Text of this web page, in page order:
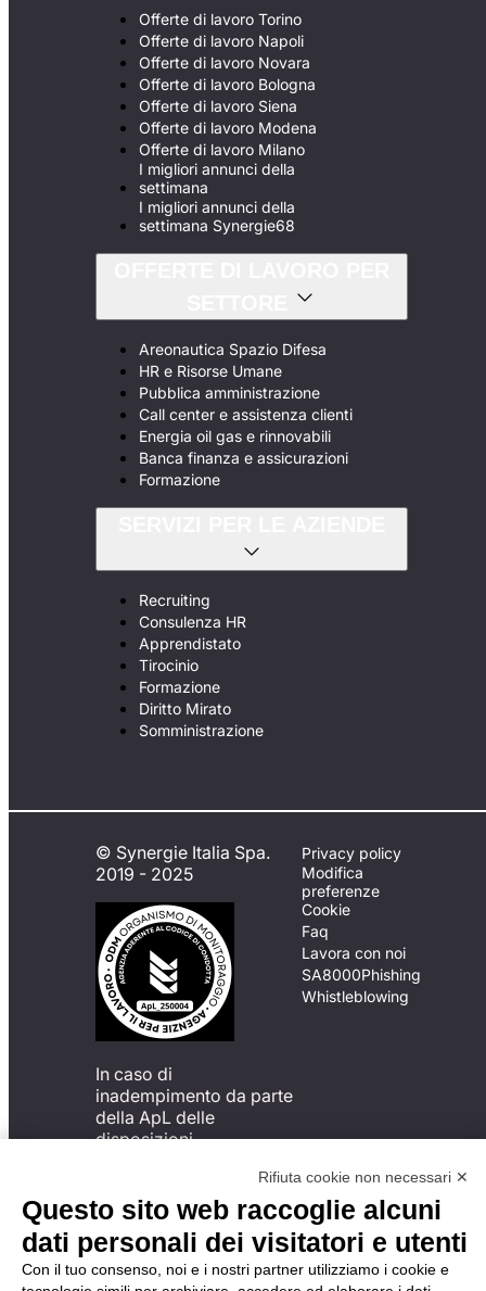
Offerte di lavoro Torino
Offerte di lavoro Napoli
Offerte di lavoro Novara
Offerte di lavoro Bologna
Offerte di lavoro Siena
Offerte di lavoro Modena
Offerte di lavoro Milano
I migliori annunci della
settimana
I migliori annunci della
settimana Synergie68
Areonautica Spazio Difesa
HR e Risorse Umane
Pubblica amministrazione
Call center e assistenza clienti
Energia oil gas e rinnovabili
Banca finanza e assicurazioni
Formazione
Recruiting
Consulenza HR
Apprendistato
Tirocinio
Formazione
Diritto Mirato
Somministrazione
© Synergie Italia Spa.
2019 - 2025
In caso di
inadempimento da parte
della ApL delle
disposizioni
possibile presentare un
reclamo
all’Organismo di
Monitoraggio utilizzando
una delle modalità
Privacy policy
Modifica
preferenze
Cookie
Faq
Lavora con noi
SA8000Phishing
Whistleblowing
Rifiuta cookie non necessari ✕
Questo sito web raccoglie alcuni
dati personali dei visitatori e utenti
Con il tuo consenso, noi e i nostri partner utilizziamo i cookie e